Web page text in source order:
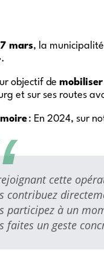
mars, la
.
objectif de
et sur ses routes
: En 2024, sur
cette
contribuez
participez à un
faites un geste